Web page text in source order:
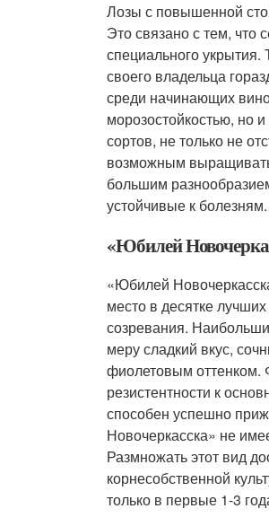
Лозы с повышенной
Это связано с тем, что
специального укрытия.
своего владельца
среди начинающих
морозостойкостью, но
сортов, не только не
возможным
большим
устойчивые к болезням.
«Юбилей
«Юбилей
место в десятке
созревания.
меру сладкий вкус,
фиолетовым оттенком.
резистентности к
способен успешно
Новочеркасска» не
Размножать этот вид
корнесобственной
только в первые 1-3